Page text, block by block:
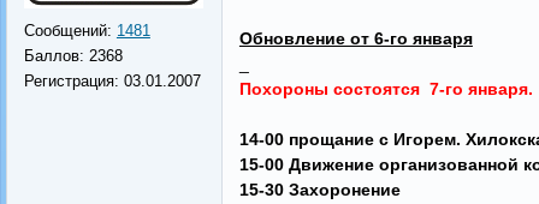
Сообщений: 1481
Баллов: 2368
Регистрация: 03.01.2007
Обновление от 6-го января
Похороны состоятся 7-го января.
14-00 прощание с Игорем.
15-00 Движение организованной
15-30 Захоронение